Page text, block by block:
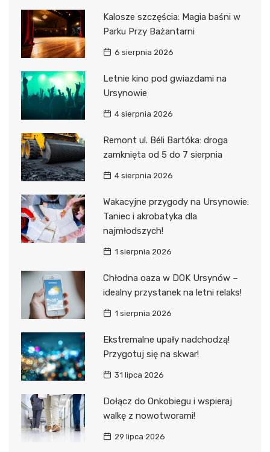
Kalosze szczęścia: Magia baśni w
Parku Przy Bażantarni
6 sierpnia 2026
Letnie kino pod gwiazdami na
Ursynowie
4 sierpnia 2026
Remont ul. Béli Bartóka: droga
zamknięta od 5 do 7 sierpnia
4 sierpnia 2026
Wakacyjne przygody na Ursynowie:
Taniec i akrobatyka dla
najmłodszych!
1 sierpnia 2026
Chłodna oaza w DOK Ursynów –
idealny przystanek na letni relaks!
1 sierpnia 2026
Ekstremalne upały nadchodzą!
Przygotuj się na skwar!
31 lipca 2026
Dołącz do Onkobiegu i wspieraj
walkę z nowotworami!
29 lipca 2026